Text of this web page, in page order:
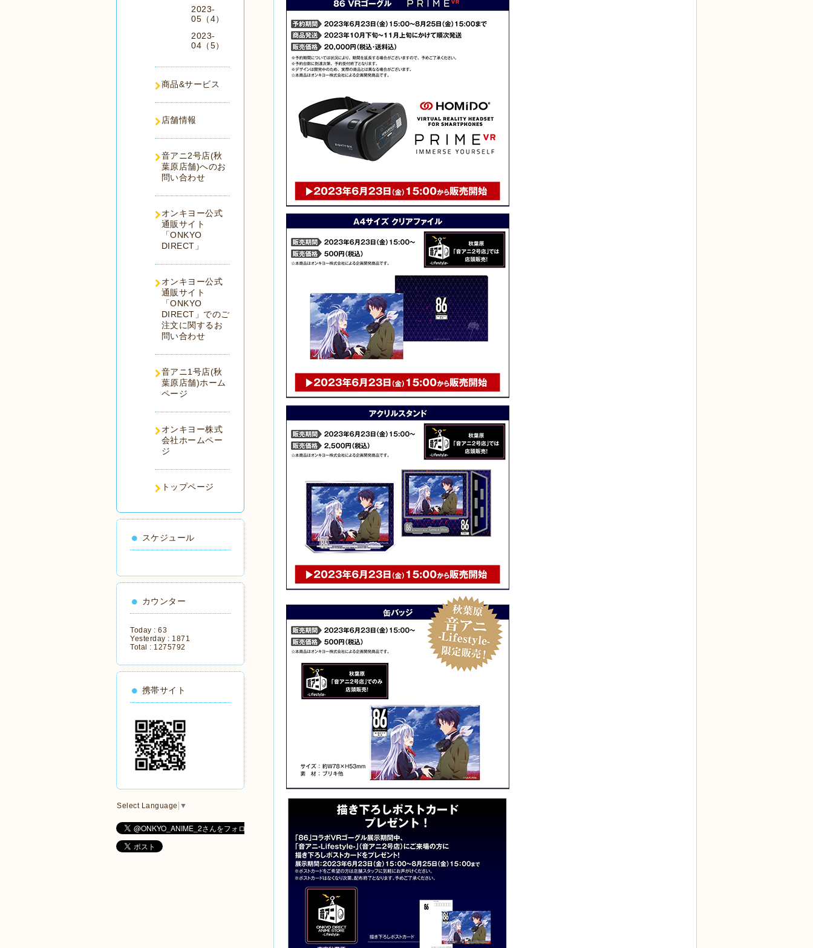
2023-
05（4）
2023-
04（5）
商品&サービス
店舗情報
音アニ2号店(秋
葉原店舗)へのお
問い合わせ
オンキヨー公式
通販サイト
「ONKYO
DIRECT」
オンキヨー公式
通販サイト
「ONKYO
DIRECT」でのご
注文に関するお
問い合わせ
音アニ1号店(秋
葉原店舗)ホーム
ページ
オンキヨー株式
会社ホームペー
ジ
トップページ
スケジュール
カウンター
Today : 63
Yesterday : 1871
Total : 1275792
携帯サイト
Select Language ▼